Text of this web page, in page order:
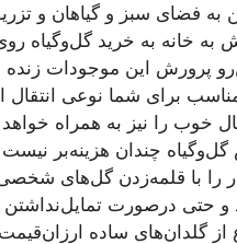
به فضای سبز و گیاهان و
به خانه به خرید گل‌وگیاه
پرورش این موجودات زنده
برای شما نوعی انتقال
خوب را نیز به ‌همراه
چندان هزینه‌بر
را با قلمه‌زدن گل‌های
و حتی درصورت تمایل‌نداشتن
از گلدان‌های ساده